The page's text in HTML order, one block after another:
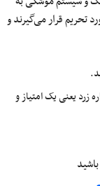
تحریم قرار می‌گیرند و
یعنی یک امتیاز و